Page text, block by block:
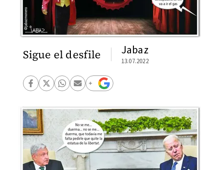
Sigue el desfile Jabaz
13.07.2022